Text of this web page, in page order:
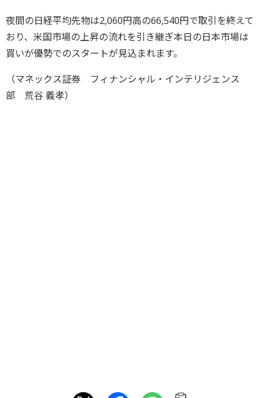
夜間の日経平均先物は2,060円高の66,540円で取引を終えて
おり、米国市場の上昇の流れを引き継ぎ本日の日本市場は
買いが優勢でのスタートが見込まれます。
（マネックス証券 フィナンシャル・インテリジェンス
部 荒谷 義孝）